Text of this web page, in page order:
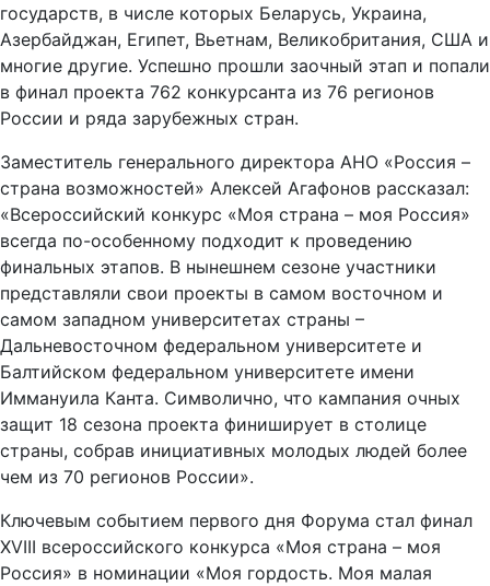
государств, в числе которых Беларусь, Украина,
Азербайджан, Египет, Вьетнам, Великобритания, США и
многие другие. Успешно прошли заочный этап и попали
в финал проекта 762 конкурсанта из 76 регионов
России и ряда зарубежных стран.
Заместитель генерального директора АНО «Россия –
страна возможностей» Алексей Агафонов рассказал:
«Всероссийский конкурс «Моя страна – моя Россия»
всегда по-особенному подходит к проведению
финальных этапов. В нынешнем сезоне участники
представляли свои проекты в самом восточном и
самом западном университетах страны –
Дальневосточном федеральном университете и
Балтийском федеральном университете имени
Иммануила Канта. Символично, что кампания очных
защит 18 сезона проекта финиширует в столице
страны, собрав инициативных молодых людей более
чем из 70 регионов России».
Ключевым событием первого дня Форума стал финал
XVIII всероссийского конкурса «Моя страна – моя
Россия» в номинации «Моя гордость. Моя малая